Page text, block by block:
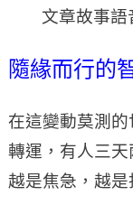
文章故事語
隨緣而行的
在這變動莫測
轉運，有人三
越是焦急，越是